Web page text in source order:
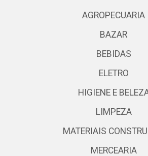
AGROPECUARIA
BAZAR
BEBIDAS
ELETRO
HIGIENE E
LIMPEZA
MATERIAIS
MERCEARIA